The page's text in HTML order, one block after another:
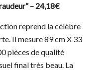
– 24,18€
reprend la célèbre
Il mesure 89 cm X 33
pièces de qualité
final très beau. La